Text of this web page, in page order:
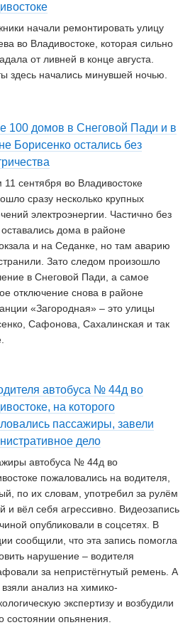
начали ремонтировать улицу
во Владивостоке, которая сильно
от ливней в конце августа.
здесь начались минувшей ночью.
100 домов в Снеговой Пади и в
Борисенко остались без
11 сентября во Владивостоке
сразу несколько крупных
электроэнергии. Частично без
оставались дома в районе
и на Седанке, но там аварию
Зато следом произошло
в Снеговой Пади, а самое
отключение снова в районе
«Загородная» – это улицы
Сафонова, Сахалинская и так
автобуса № 44д во
на которого
пассажиры, завели
дело
автобуса № 44д во
пожаловались на водителя,
по их словам, употребил за рулём
и вёл себя агрессивно. Видеозапись
опубликовали в соцсетях. В
сообщили, что эта запись помогла
нарушение – водителя
за непристёгнутый ремень. А
взяли анализ на химико-
экспертизу и возбудили
состоянии опьянения.